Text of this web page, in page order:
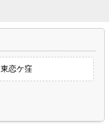
東恋ケ窪